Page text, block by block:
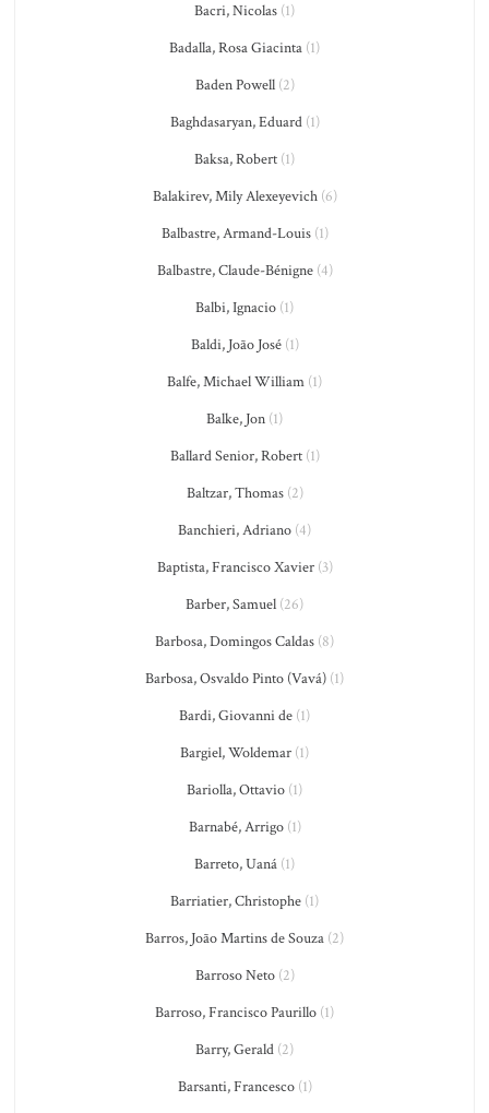
Bacri, Nicolas (1)
Badalla, Rosa Giacinta (1)
Baden Powell(2)
Baghdasaryan, Eduard(1)
Baksa, Robert (1)
Balakirev, Mily Alexeyevich(6)
Balbastre, Armand-Louis(1)
Balbastre, Claude-Bénigne(4)
Balbi, Ignacio (1)
Baldi, João José(1)
Balfe, Michael William (1)
Balke, Jon (1)
Ballard Senior, Robert(1)
Baltzar, Thomas(2)
Banchieri, Adriano (4)
Baptista, Francisco Xavier(3)
Barber, Samuel (26)
Barbosa, Domingos Caldas (8)
Barbosa, Osvaldo Pinto (Vavá) (1)
Bardi, Giovanni de (1)
Bargiel, Woldemar (1)
Bariolla, Ottavio (1)
Barnabé, Arrigo(1)
Barreto, Uaná (1)
Barriatier, Christophe (1)
Barros, João Martins de Souza (2)
Barroso Neto(2)
Barroso, Francisco Paurillo (1)
Barry, Gerald (2)
Barsanti, Francesco(1)